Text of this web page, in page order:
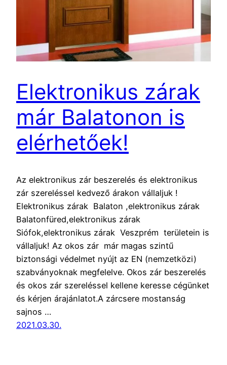
Elektronikus zárak
már Balatonon is
elérhetőek!
Az elektronikus zár beszerelés és elektronikus
zár szereléssel kedvező árakon vállaljuk !
Elektronikus zárak Balaton ,elektronikus zárak
Balatonfüred,elektronikus zárak
Siófok,elektronikus zárak Veszprém területein is
vállaljuk! Az okos zár már magas szintű
biztonsági védelmet nyújt az EN (nemzetközi)
szabványoknak megfelelve. Okos zár beszerelés
és okos zár szereléssel kellene keresse cégünket
és kérjen árajánlatot.A zárcsere mostanság
sajnos …
2021.03.30.